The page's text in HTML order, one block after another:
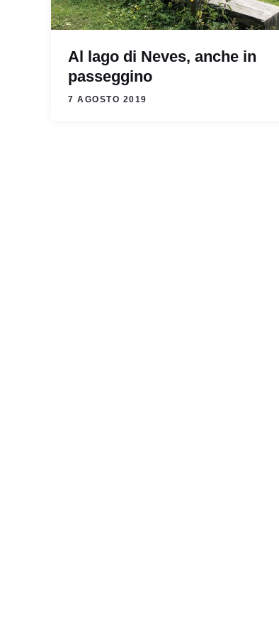
Al lago di Neves, anche in
passeggino
7 AGOSTO 2019